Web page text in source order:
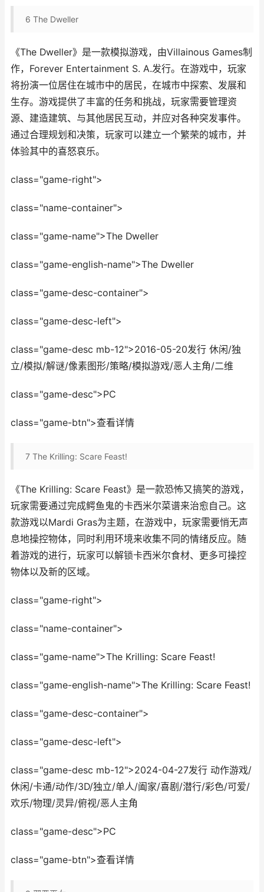
6 The Dweller
《The Dweller》是一款模拟游戏，由Villainous Games制
作，Forever Entertainment S. A.发行。在游戏中，玩家
将扮演一位居住在城市中的居民，在城市中探索、发展和
生存。游戏提供了丰富的任务和挑战，玩家需要管理资
源、建造建筑、与其他居民互动，并应对各种突发事件。
通过合理规划和决策，玩家可以建立一个繁荣的城市，并
体验其中的喜怒哀乐。
class="game-right">
class="name-container">
class="game-name">The Dweller
class="game-english-name">The Dweller
class="game-desc-container">
class="game-desc-left">
class="game-desc mb-12">2016-05-20发行 休闲/独
立/模拟/解谜/像素图形/策略/模拟游戏/恶人主角/二维
class="game-desc">PC
class="game-btn">查看详情
7 The Krilling: Scare Feast!
《The Krilling: Scare Feast》是一款恐怖又搞笑的游戏，
玩家需要通过完成鳄鱼鬼的卡西米尔菜谱来治愈自己。这
款游戏以Mardi Gras为主题，在游戏中，玩家需要悄无声
息地操控物体，同时利用环境来收集不同的情绪反应。随
着游戏的进行，玩家可以解锁卡西米尔食材、更多可操控
物体以及新的区域。
class="game-right">
class="name-container">
class="game-name">The Krilling: Scare Feast!
class="game-english-name">The Krilling: Scare Feast!
class="game-desc-container">
class="game-desc-left">
class="game-desc mb-12">2024-04-27发行 动作游戏/
休闲/卡通/动作/3D/独立/单人/阖家/喜剧/潜行/彩色/可爱/
欢乐/物理/灵异/俯视/恶人主角
class="game-desc">PC
class="game-btn">查看详情